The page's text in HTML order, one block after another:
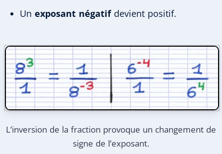
Un exposant négatifdevient positif.
L’inversion de la fraction provoque un changement de
signe de l’exposant.